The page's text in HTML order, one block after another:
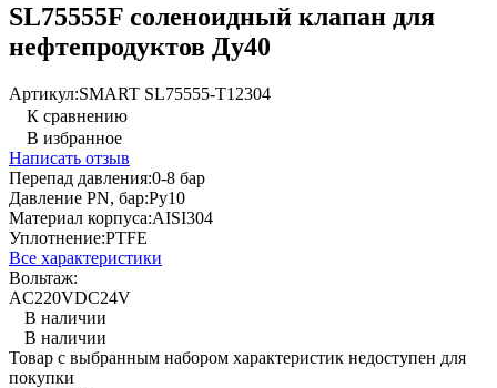
SL75555F соленоидный клапан для
нефтепродуктов Ду40
Артикул:SMART SL75555-T12304
К сравнению
В избранное
Написать отзыв
Перепад давления:0-8 бар
Давление PN, бар:Ру10
Материал корпуса:AISI304
Уплотнение:PTFE
Все характеристики
Вольтаж:
AC220VDC24V
В наличии
В наличии
Товар с выбранным набором характеристик недоступен для
покупки